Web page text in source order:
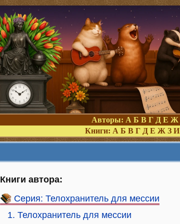
Авторы: А Б В Г Д Е Ж
Книги: А Б В Г Д Е Ж З И
Книги автора:
Серия: Телохранитель для мессии
1. Телохранитель для мессии